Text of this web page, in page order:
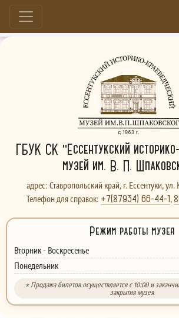
Больше, чем музей...
ГБУК СК "Ессентукский
музей им. В. П.
адрес: Ставропольский край, г. Ессентуки,
Телефон для справок: +7(87934) 66-44-1,
Режим работы музея
Вторник - Воскресенье
Понедельник
* Продажа билетов осуществляется с 10:00 и
закрытия музея